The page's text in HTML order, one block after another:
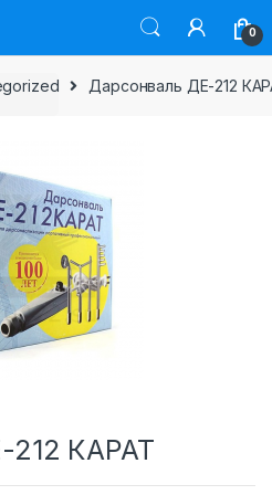
0
Дарсонваль ДЕ-212
212 КАРАТ